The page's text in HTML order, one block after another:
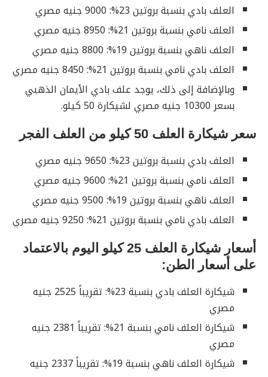
العلف بادي بنسبة بروتين 23%: 9000 جنيه مصري
العلف نامي بنسبة بروتين 21%: 8950 جنيه مصري
العلف ناهي بنسبة بروتين 19%: 8800 جنيه مصري
العلف بادي نامي بنسبة بروتين 21%: 8450 جنيه مصري
وبالإضافة إلى ذلك، يوجد علف بادي الأيمان الذهبي
بسعر 10300 جنيه مصري لشيكارة 50 كيلو.
سعر شيكارة العلف 50 كيلو من العلف الفجر
العلف بادي بنسبة بروتين 23%: 9650 جنيه مصري
العلف نامي بنسبة بروتين 21%: 9600 جنيه مصري
العلف ناهي بنسبة بروتين 19%: 9500 جنيه مصري
العلف بادي نامي بنسبة بروتين 21%: 9250 جنيه مصري
أسعار شيكارة العلف 25 كيلو اليوم بالاعتماد
على أسعار الطن:
شيكارة العلف بادي بنسبة 23%: تقريباً 2525 جنيه
مصري
شيكارة العلف نامي بنسبة 21%: تقريباً 2381 جنيه
مصري
شيكارة العلف ناهي بنسبة 19%: تقريباً 2337 جنيه